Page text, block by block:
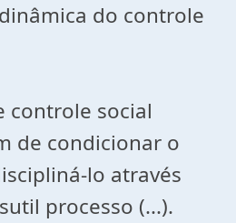
do controle
controle social
de condicionar o
lo através
processo (...).